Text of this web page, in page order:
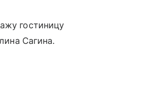
гостиницу
Сагина.